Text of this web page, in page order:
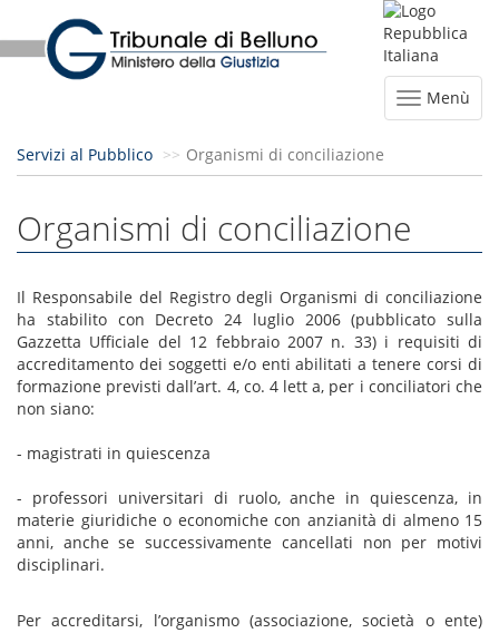
Menù
Servizi al Pubblico Organismi di conciliazione
Organismi di conciliazione
Il Responsabile del Registro degli Organismi di conciliazione
ha stabilito con Decreto 24 luglio 2006 (pubblicato sulla
Gazzetta Ufficiale del 12 febbraio 2007 n. 33) i requisiti di
accreditamento dei soggetti e/o enti abilitati a tenere corsi di
formazione previsti dall’art. 4, co. 4 lett a, per i conciliatori che
non siano:
- magistrati in quiescenza
- professori universitari di ruolo, anche in quiescenza, in
materie giuridiche o economiche con anzianità di almeno 15
anni, anche se successivamente cancellati non per motivi
disciplinari.
Per accreditarsi, l’organismo (associazione, società o ente)